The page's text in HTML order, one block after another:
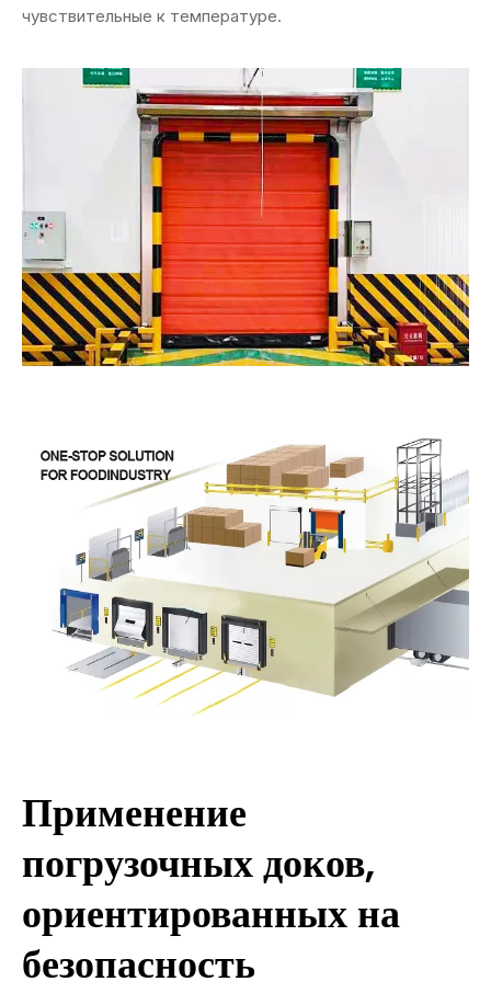
чувствительные к температуре.
Применение
погрузочных доков,
ориентированных на
безопасность